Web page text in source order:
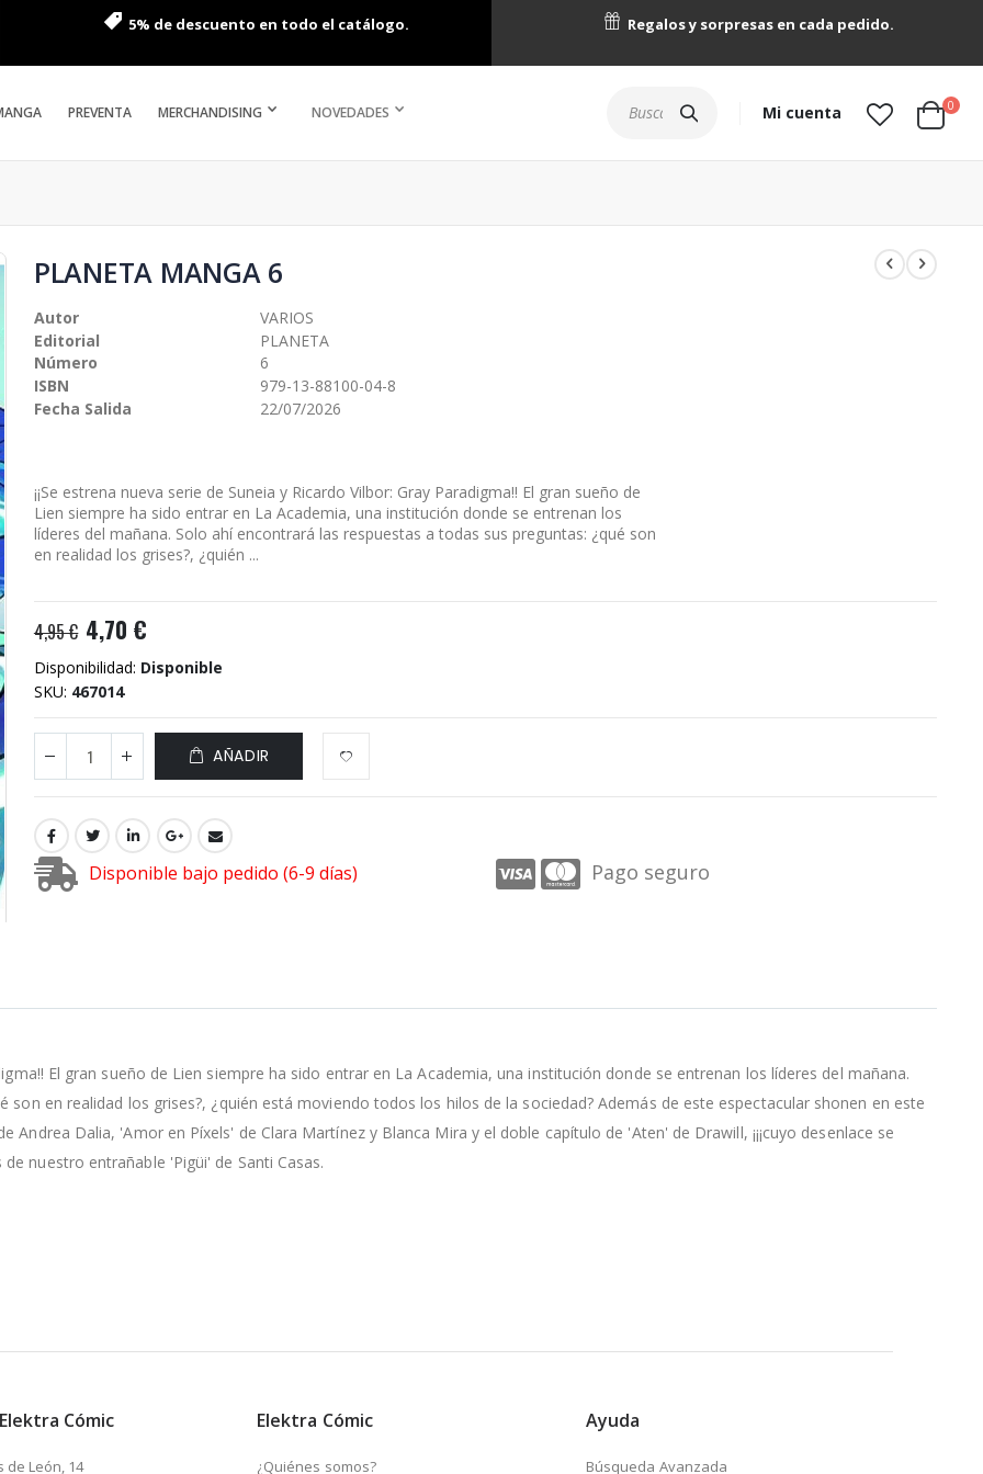
5% de descuento en todo el catálogo. Regalos y sorpresas en cada pedido.
PREVENTA MERCHANDISING NOVEDADES Mi cuenta Cart
0
PLANETA MANGA 6
Autor
VARIOS
Editorial
PLANETA
Número
6
ISBN
979-13-88100-04-8
Fecha Salida
22/07/2026
¡¡Se estrena nueva serie de Suneia y Ricardo Vilbor: Gray Paradigma!! El gran sueño de
Lien siempre ha sido entrar en La Academia, una institución donde se entrenan los
líderes del mañana. Solo ahí encontrará las respuestas a todas sus preguntas: ¿qué son
en realidad los grises?, ¿quién ...
4,95 € 4,70 €
Disponibilidad: Disponible
SKU 467014
AÑADIR
Disponible bajo pedido (6-9 días) Pago seguro
El gran sueño de Lien siempre ha sido entrar en La Academia, una institución donde se entrenan los líderes del mañana.
en realidad los grises?, ¿quién está moviendo todos los hilos de la sociedad? Además de este espectacular shonen en este
Dalia, 'Amor en Píxels' de Clara Martínez y Blanca Mira y el doble capítulo de 'Aten' de Drawill, ¡¡¡cuyo desenlace se
nuestro entrañable 'Pigüi' de Santi Casas.
Cómic
de León, 14
Elektra Cómic
¿Quiénes somos?
Ayuda
Búsqueda Avanzada